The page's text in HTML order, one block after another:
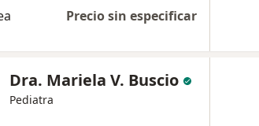
Precio sin especificar
Dra. Mariela V. Buscio
Pediatra